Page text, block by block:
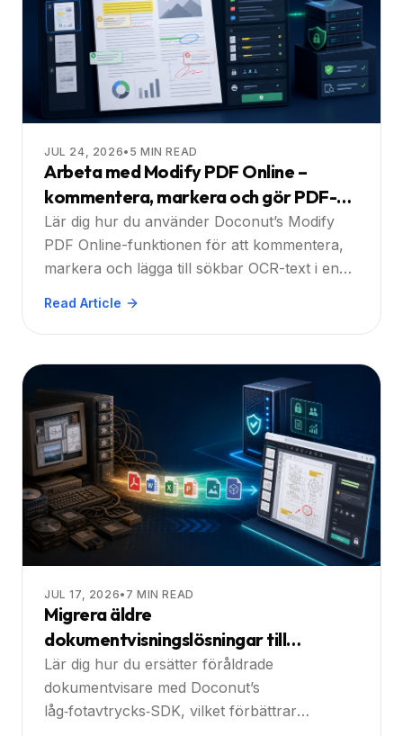
JUL 24, 2026• 5 MIN READ
Arbeta med Modify PDF Online –
kommentera, markera och gör PDF-
filer sökbara direkt i webbappen: En
praktisk guide
Lär dig hur du använder Doconut’s Modify
PDF Online-funktionen för att kommentera,
markera och lägga till sökbar OCR-text i en
steg, bästa praxis och verkliga scenarier för
företagsutvecklare.
Read Article
JUL 17, 2026• 7 MIN READ
Migrera äldre
dokumentvisningslösningar till
moderna låg‑fotavtrycks‑SDK:er
Lär dig hur du ersätter föråldrade
dokumentvisare med Doconut’s
låg‑fotavtrycks‑SDK, vilket förbättrar